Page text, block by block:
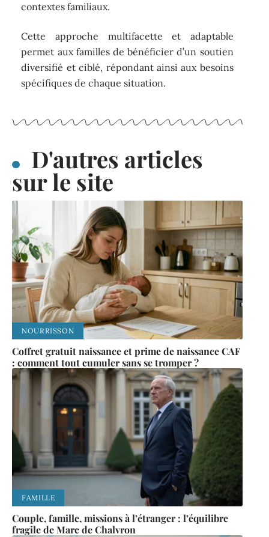
contextes familiaux.
Cette approche multifacette et adaptable
permet aux familles de bénéficier d’un soutien
diversifié et ciblé, répondant ainsi aux besoins
spécifiques de chaque situation.
D'autres articles
sur le site
NOURRISSON
Coffret gratuit naissance et prime de naissance CAF
: comment tout cumuler sans se tromper ?
FAMILLE
Couple, famille, missions à l’étranger : l’équilibre
fragile de Marc de Chalvron